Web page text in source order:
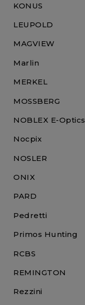
KONUS
LEUPOLD
MAGVIEW
Marlin
MERKEL
MOSSBERG
NOBLEX E-Optics
Nocpix
NOSLER
ONIX
PARD
Pedretti
Primos Hunting
RCBS
REMINGTON
Rezzini